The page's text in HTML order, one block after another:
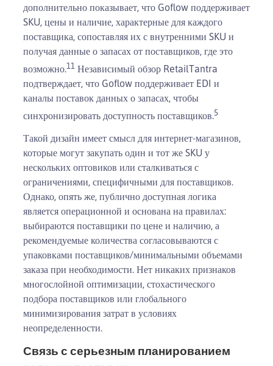
дополнительно показывает, что Goflow поддерживает
SKU, цены и наличие, характерные для каждого
поставщика, сопоставляя их с внутренними SKU и
получая данные о запасах от поставщиков, где это
возможно.11 Независимый обзор RetailTantra
подтверждает, что Goflow поддерживает EDI и
каналы поставок данных о запасах, чтобы
синхронизировать доступность поставщиков.5
Такой дизайн имеет смысл для интернет-магазинов,
которые могут закупать один и тот же SKU у
нескольких оптовиков или сталкиваться с
ограничениями, специфичными для поставщиков.
Однако, опять же, публично доступная логика
является операционной и основана на правилах:
выбираются поставщики по цене и наличию, а
рекомендуемые количества согласовываются с
упаковками поставщиков/минимальными объемами
заказа при необходимости. Нет никаких признаков
многослойной оптимизации, стохастического
подбора поставщиков или глобального
минимизирования затрат в условиях
неопределенности.
Связь с серьезным планированием